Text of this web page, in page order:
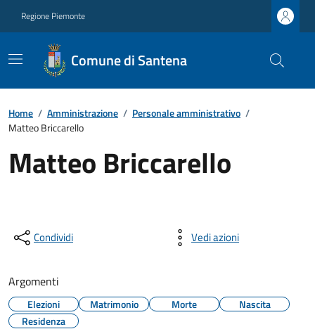
Regione Piemonte
Comune di Santena
Home / Amministrazione / Personale amministrativo /
Matteo Briccarello
Matteo Briccarello
Condividi Vedi azioni
Argomenti
Elezioni Matrimonio Morte
Nascita
Residenza